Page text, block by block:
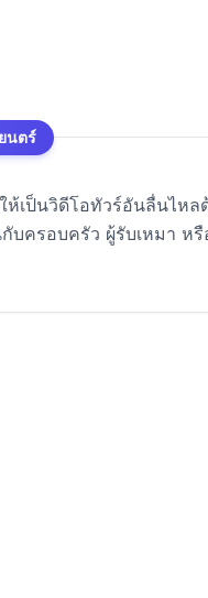
นตร์
ห้เป็นวิดีโอทัวร์อันลื่นไห
บครอบครัว ผู้รับเหมา ห